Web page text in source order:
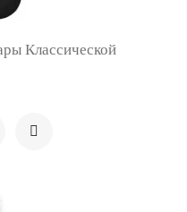
Классической